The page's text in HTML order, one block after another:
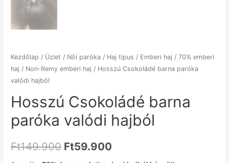
Kezdőlap / Üzlet / Női paróka / Haj típus / Emberi haj /70% emberi
haj / Non-Remy emberi haj / Hosszú Csokoládé barna paróka
valódi hajból
Hosszú Csokoládé barna
paróka valódi hajból
Ft149.900 Ft59.900